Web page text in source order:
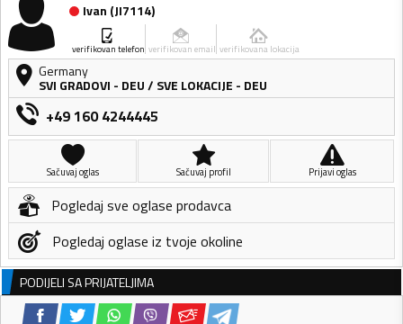
Ivan (JI7114)
verifikovan telefon verifikovan email verifikovana lokacija
Germany
SVI GRADOVI - DEU/ SVE LOKACIJE - DEU
+49 160 4244445
Sačuvaj oglas Sačuvaj profil Prijavi oglas
Pogledaj sve oglase prodavca
Pogledaj oglase iz tvoje okoline
PODIJELI SA PRIJATELJIMA